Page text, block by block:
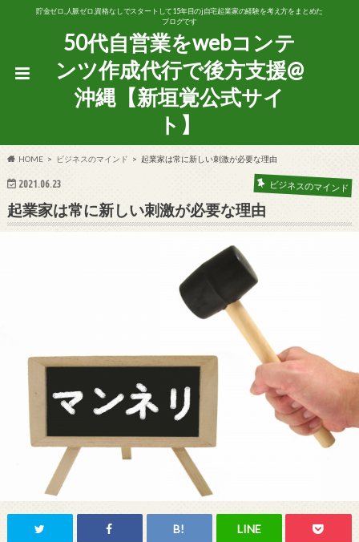
貯金ゼロ,人脈ゼロ,資格なしでスタートして15年目のj自宅起業家の経験を考え方をまとめた
ブログです
50代自営業をwebコンテ
ンツ作成代行で後方支援@
沖縄【新垣覚公式サイ
ト】
HOME ビジネスのマインド 起業家は常に新しい刺激が必要な理由
2021.06.23 ビジネスのマインド
起業家は常に新しい刺激が必要な理由